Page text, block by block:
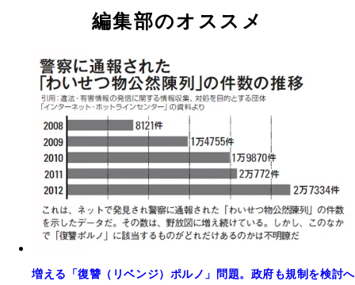
編集部のオススメ
増える「復讐（リベンジ）ポルノ」問題。政府も規制を検討へ